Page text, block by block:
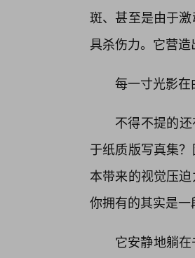
斑、甚至是由于
具杀伤力。它营
每一寸光影
不得不提的
于纸质版写真集
本带来的视觉压
你拥有的其实是一
它安静地躺